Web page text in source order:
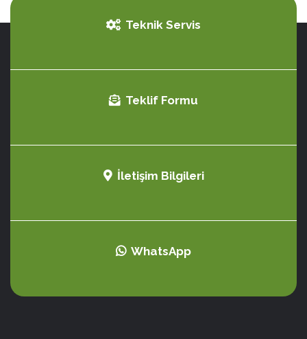
Teknik Servis
Teklif Formu
İletişim Bilgileri
WhatsApp